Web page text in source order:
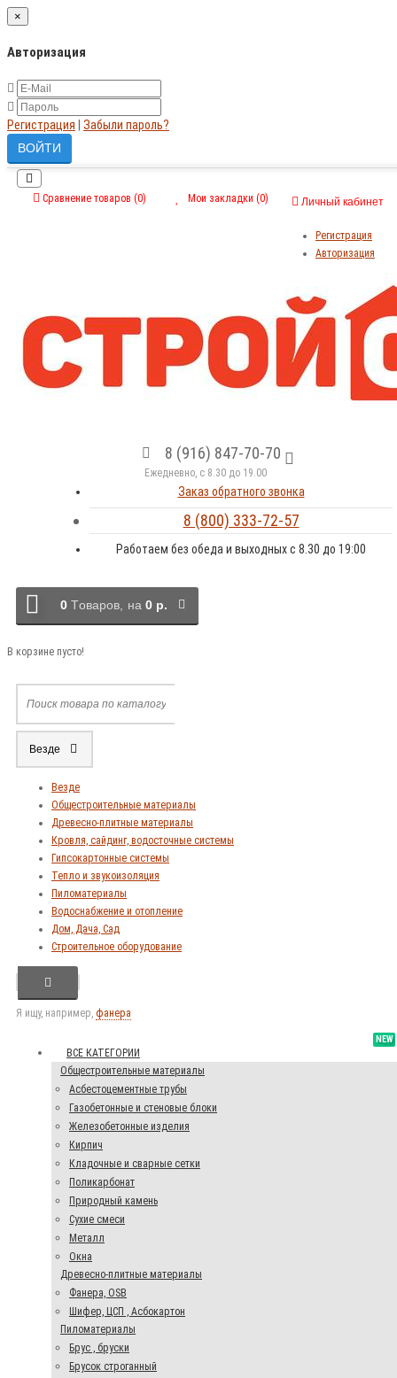
×
Авторизация
Регистрация Забыли пароль?
Личный кабинет
Регистрация
Авторизация
Мои закладки (0)
Сравнение товаров (0)
8 (916) 847-70-70
Ежедневно, с 8.30 до 19.00
Заказ обратного звонка
8 (800) 333-72-57
Работаем без обеда и выходных с 8.30 до 19:00
0 Tоваров, на 0 р.
В корзине пусто!
Везде
Везде
Общестроительные материалы
Древесно-плитные материалы
Кровля, сайдинг, водосточные системы
Гипсокартонные системы
Тепло и звукоизоляция
Пиломатериалы
Водоснабжение и отопление
Дом, Дача, Сад
Строительное оборудование
Я ищу, например, фанера
ВСЕ КАТЕГОРИИ
Общестроительные материалы
Асбестоцементные трубы
Газобетонные и стеновые блоки
Железобетонные изделия
Кирпич
Кладочные и сварные сетки
Поликарбонат
Природный камень
Сухие смеси
Металл
Окна
Древесно-плитные материалы
Фанера, OSB
Шифер, ЦСП , Асбокартон
Пиломатериалы
Брус , бруски
Брусок строганный
NEW